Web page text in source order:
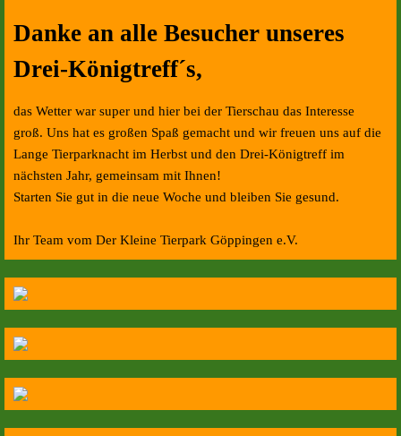
Danke an alle Besucher unseres
Drei-Königtreff´s,
das Wetter war super und hier bei der Tierschau das Interesse
groß. Uns hat es großen Spaß gemacht und wir freuen uns auf die
Lange Tierparknacht im Herbst und den Drei-Königtreff im
nächsten Jahr, gemeinsam mit Ihnen!
Starten Sie gut in die neue Woche und bleiben Sie gesund.
Ihr Team vom Der Kleine Tierpark Göppingen e.V.